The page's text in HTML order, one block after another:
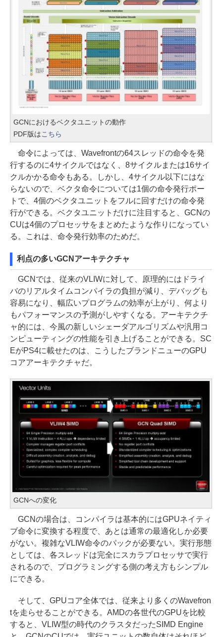
GCNにおけるベクタユニットの動作
PDF版はこちら
命令によっては、Wavefrontの64スレッドの命令を発
行するのに4サイクルではなく、8サイクルまたは16サイ
クルかかる命令もある。しかし、4サイクル以下にはな
らないので、ベクタ命令については1個の命令発行ポー
トで、4個のベクタユニットをフルに回すだけの命令発
行ができる。ベクタユニットだけに注目すると、GCNの
CUは4個のプロセッサをまとめたような作りになってい
る。これは、命令発行効率のためだ。
利点の多いGCNアーキテクチャ
GCNでは、従来のVLIWに対して、原理的にはドライ
バのリアルタイムコンパイラの負担が減り、デバッグも
容易になり、幅広いプログラムの効率が上がり、何より
もパフォーマンスの予測がしやすくなる。アーキテクチ
ャ的には、今風の新しいシェーダアルゴリズムや汎用コ
ンピューティングの性能を引き上げることができる。SC
EがPS4に載せたのは、こうしたブランドニューのGPU
コアアーキテクチャだ。
GCNへの変化
GCNの場合は、コンパイラは基本的にはGPUネイティ
ブ命令に変換する程度で、あとは通常の最適化しか必要
がない。複雑なVLIW命令のパックが必要ない。実行形態
としては、各スレッドは完全にスカラプロセッサで実行
されるので、プログラミングする側の考え方もシンプル
にできる。
そして、GPUコア全体では、従来より多くのWavefron
tを走らせることができる。AMDの各世代のGPUを比較
すると、VLIW型の時代のクラスタだったSIMD Engine